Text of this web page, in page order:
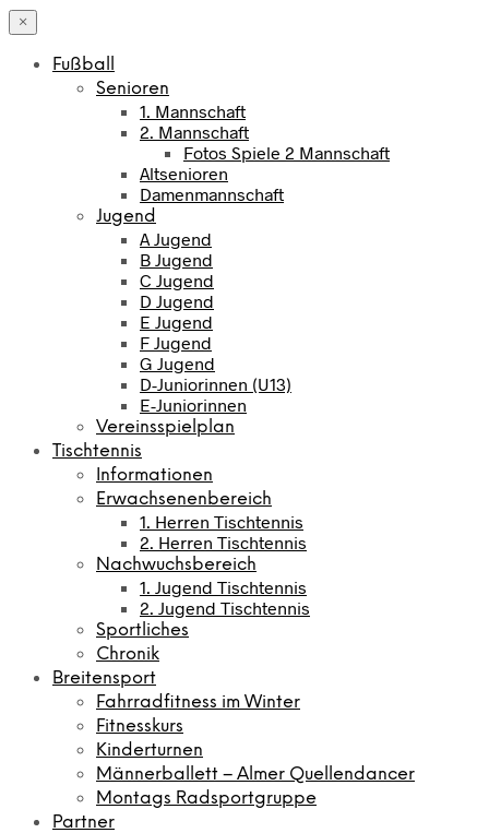
×
Fußball
Senioren
1. Mannschaft
2. Mannschaft
Fotos Spiele 2 Mannschaft
Altsenioren
Damenmannschaft
Jugend
A Jugend
B Jugend
C Jugend
D Jugend
E Jugend
F Jugend
G Jugend
D-Juniorinnen (U13)
E-Juniorinnen
Vereinsspielplan
Tischtennis
Informationen
Erwachsenenbereich
1. Herren Tischtennis
2. Herren Tischtennis
Nachwuchsbereich
1. Jugend Tischtennis
2. Jugend Tischtennis
Sportliches
Chronik
Breitensport
Fahrradfitness im Winter
Fitnesskurs
Kinderturnen
Männerballett – Almer Quellendancer
Montags Radsportgruppe
Partner